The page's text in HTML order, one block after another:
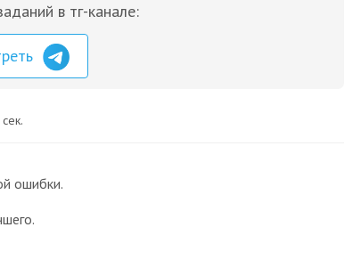
в тг-канале:
ошибки.